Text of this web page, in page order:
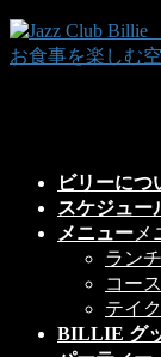
コ
ン
ナ
ビ
ビリーにつ
スケジュー
メニュー メ
ラン
コー
テイ
BILLIE グ